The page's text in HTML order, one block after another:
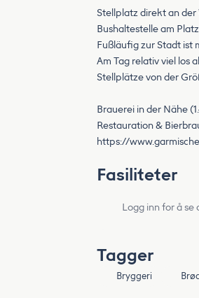
Stellplatz direkt an
Bushaltestelle am
Fußläufig zur Stadt ist
Am Tag relativ viel los
Stellplätze von der
Brauerei in der Nähe
Restauration &
https://
Fasiliteter
Logg inn for å se
Tagger
Bryggeri